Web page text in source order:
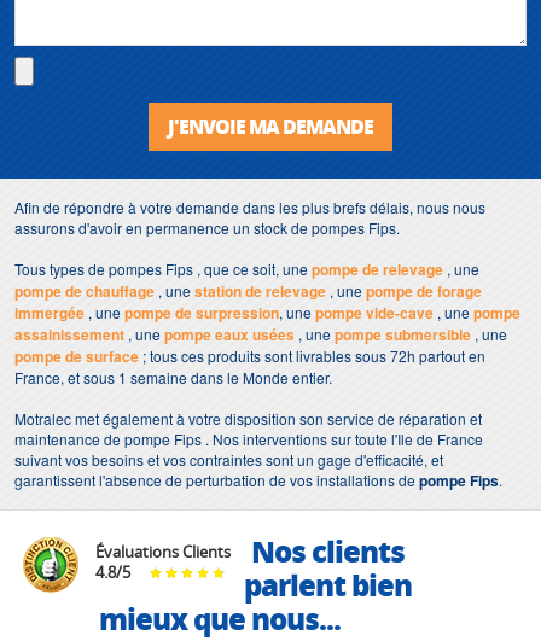
J'ENVOIE MA DEMANDE
Afin de répondre à votre demande dans les plus brefs délais, nous nous
assurons d'avoir en permanence un stock de pompes Fips.
Tous types de pompes Fips , que ce soit, unepompe de relevage , une
pompe de chauffage , unestation de relevage , unepompe de forage
immergée , unepompe de surpression, unepompe vide-cave , unepompe
assainissement , unepompe eaux usées , unepompe submersible , une
pompe de surface ; tous ces produits sont livrables sous 72h partout en
France, et sous 1 semaine dans le Monde entier.
Motralec met également à votre disposition son service de réparation et
maintenance de pompe Fips . Nos interventions sur toute l'Ile de France
suivant vos besoins et vos contraintes sont un gage d'efficacité, et
garantissent l'absence de perturbation de vos installations depompe Fips.
Évaluations Clients
4.8/5
Nos clients
parlent bien
mieux que nous...